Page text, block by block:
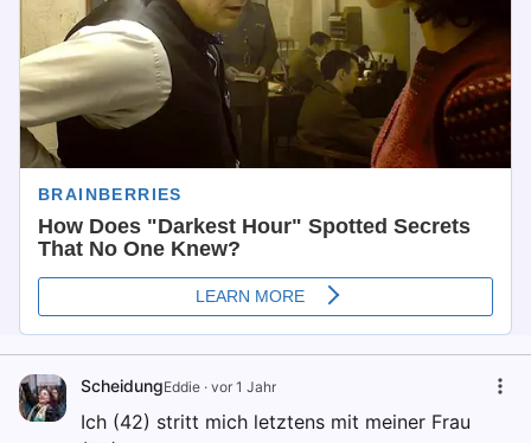
ScheidungEddie · vor 1 Jahr
Ich (42) stritt mich letztens mit meiner Frau